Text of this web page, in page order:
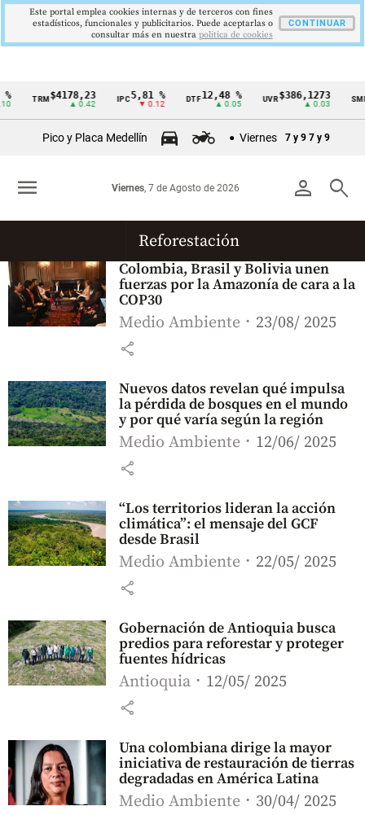
Cintillo
Colombia
TRM$4178,23
▲ 0.42
IPC5,81 %
▼ 0.12
DTF12,48 %
▲ 0.05
UVR$386,1273
▲ 0.03
Pico y Placa Medellín Viernes 7 y 9 7 y 9
person search
Viernes, 7 de Agosto de 2026
menu
Reforestación
Colombia, Brasil y Bolivia unen
fuerzas por la Amazonía de cara a la
COP30
Medio Ambiente 23/08/ 2025
share
Nuevos datos revelan qué impulsa
la pérdida de bosques en el mundo
y por qué varía según la región
Medio Ambiente 12/06/ 2025
share
“Los territorios lideran la acción
climática”: el mensaje del GCF
desde Brasil
Medio Ambiente 22/05/ 2025
share
Gobernación de Antioquia busca
predios para reforestar y proteger
fuentes hídricas
Antioquia 12/05/ 2025
share
Una colombiana dirige la mayor
iniciativa de restauración de tierras
degradadas en América Latina
Medio Ambiente 30/04/ 2025
Este portal emplea cookies internas y de terceros con fines
estadísticos, funcionales y publicitarios. Puede aceptarlas o
consultar más en nuestra politica de cookies
CONTINUAR